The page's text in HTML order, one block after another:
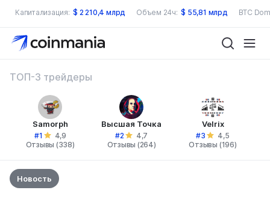
Капитализация: $ 2 210,4 млрд Объем 24ч: $ 55,81 млрд BTC
ТОП-3 трейдеры
Samorph
#1
4,9
Отзывы (338)
Высшая Точка
#2
4,7
Отзывы (264)
Velrix
#3
4,5
Отзывы (196)
Новость